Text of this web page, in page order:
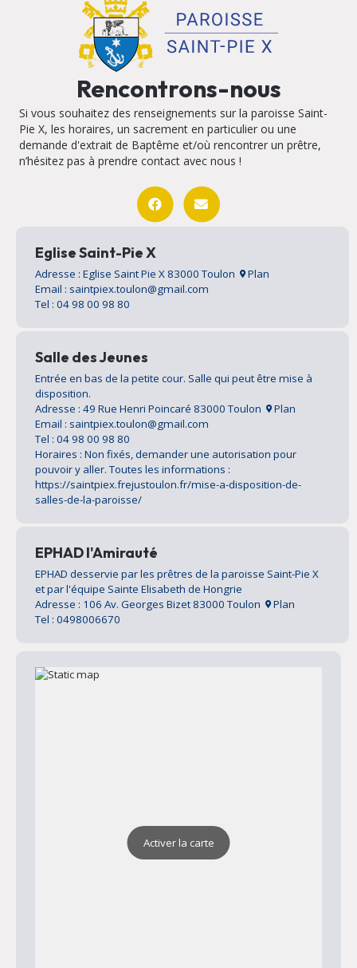
Rencontrons-nous
Si vous souhaitez des renseignements sur la paroisse Saint-
Pie X, les horaires, un sacrement en particulier ou une
demande d'extrait de Baptême et/où rencontrer un prêtre,
n’hésitez pas à prendre contact avec nous !
Eglise Saint-Pie X
Adresse : Eglise Saint Pie X 83000 Toulon
Plan
Email : saintpiex.toulon@gmail.com
Tel : 04 98 00 98 80
Salle des Jeunes
Entrée en bas de la petite cour. Salle qui peut être mise à
disposition.
Adresse : 49 Rue Henri Poincaré 83000 Toulon
Plan
Email : saintpiex.toulon@gmail.com
Tel : 04 98 00 98 80
Horaires : Non fixés, demander une autorisation pour
pouvoir y aller. Toutes les informations :
https://saintpiex.frejustoulon.fr/mise-a-disposition-de-
salles-de-la-paroisse/
EPHAD l'Amirauté
EPHAD desservie par les prêtres de la paroisse Saint-Pie X
et par l'équipe Sainte Elisabeth de Hongrie
Adresse : 106 Av. Georges Bizet 83000 Toulon
Plan
Tel : 0498006670
Activer la carte